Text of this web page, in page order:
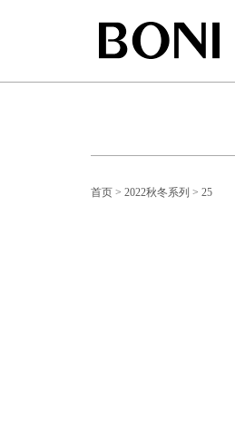
首页 > 2022秋冬系列 > 25